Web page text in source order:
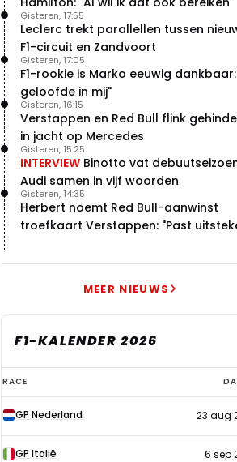
Leclerc trekt parallellen tussen
F1-circuit en Zandvoort
Gisteren, 17:55
F1-rookie is Marko eeuwig dankbaar:
geloofde in mij"
Gisteren, 17:05
Verstappen en Red Bull flink
in jacht op Mercedes
Gisteren, 16:15
INTERVIEW Binotto vat
Audi samen in vijf woorden
Gisteren, 15:25
Herbert noemt Red Bull-aanwinst
troefkaart Verstappen: "Past
Gisteren, 14:35
MEER NIEUWS
F1-KALENDER 2026
F1-
kalender
2026
RACE
GP Nederland 23 aug
GP Italië 6 sep